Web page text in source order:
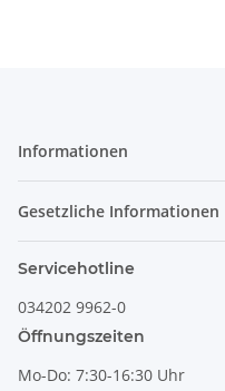
Informationen
Gesetzliche Informationen
Servicehotline
034202 9962-0
Öffnungszeiten
Mo-Do: 7:30-16:30 Uhr